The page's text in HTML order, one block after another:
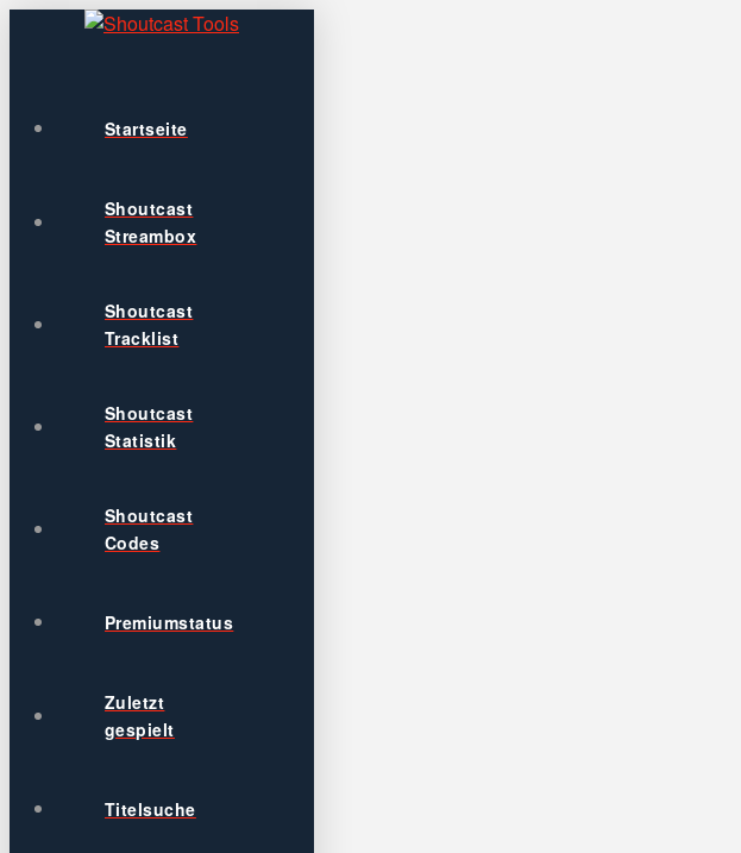
Startseite
Shoutcast
Streambox
Shoutcast
Tracklist
Shoutcast
Statistik
Shoutcast
Codes
Premiumstatus
Zuletzt
gespielt
Titelsuche